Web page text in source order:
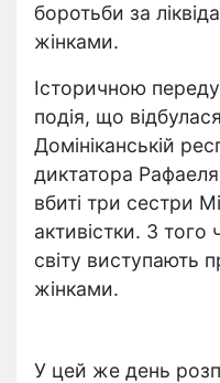
боротьби за
жінками.
Історичною
подія, що
Домініканській
диктатора
вбиті три сестри
активістки. З того
світу виступають
жінками.
У цей же день